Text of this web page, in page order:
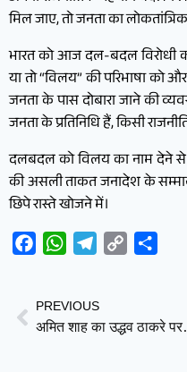
मिल जाए, तो जनता का
भारत को आज दल-बदल विरोधी
या तो “विलय” की परिभाषा को
जनता के पास दोबारा जाने की
जनता के प्रतिनिधि हैं, किसी
दलबदल को विलय का नाम देने से
की असली ताकत जनादेश के
छिपे रास्ते खोजने में।
FacebookWhatsAppTelegram
Copy
PREVIOUS
अमित शाह का